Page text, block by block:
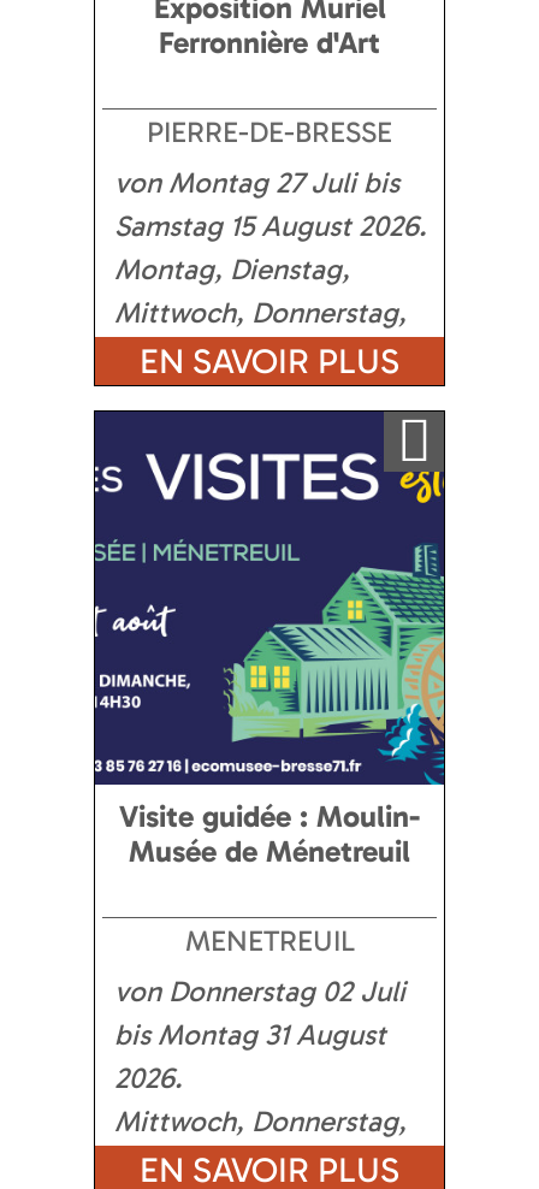
Ferronnière d'Art
PIERRE-DE-BRESSE
von Montag 27 Juli bis
Samstag 15 August 2026
Montag, Dienstag,
Mittwoch, Donnerstag,
Freitag, Samstag
EN SAVOIR PLUS
Ajouter a ma sélection
Visite guidée : Moulin-
Musée de Ménetreuil
MENETREUIL
von Donnerstag 02 Juli
bis Montag 31 August
2026
Mittwoch, Donnerstag,
Freitag, Samstag,
EN SAVOIR PLUS